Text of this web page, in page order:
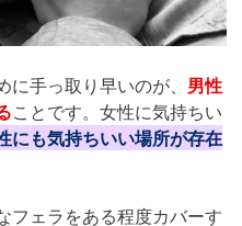
手っ取り早いのが、 男性
ことです。女性に気持ちい
にも気持ちいい場所が存在
フェラをある程度カバーす